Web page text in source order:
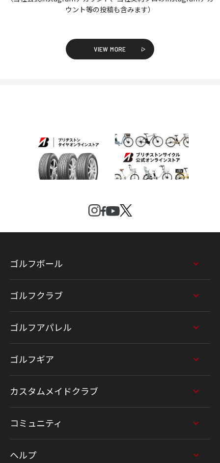
ウント等の投稿も含みます）
VIEW MORE
ゴルフボール
ゴルフクラブ
ゴルフアパレル
ゴルフギア
カスタムメイドクラブ
コミュニティ
ヘルプ